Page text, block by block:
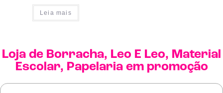
Leia mais
Loja de Borracha, Leo E Leo, Material
Escolar, Papelariaem promoção